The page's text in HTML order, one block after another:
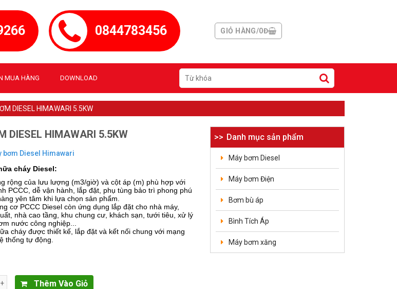
0844783456 GIỎ HÀNG/0Đ
MUA HÀNG DOWNLOAD
DIESEL HIMAWARI 5.5KW
DIESEL HIMAWARI 5.5KW
bơm Diesel Himawari
cháy Diesel:
rộng của lưu lượng (m3/giờ) và cột áp (m) phù hợp với
PCCC, dễ vận hành, lắp đặt, phụ tùng bảo trì phong phú
yên tâm khi lựa chọn sản phẩm.
cơ PCCC Diesel còn ứng dụng lắp đặt cho nhà máy,
nhà cao tầng, khu chung cư, khách sạn, tưới tiêu, xử lý
nước công nghiệp...
cháy được thiết kế, lắp đặt và kết nối chung với mạng
thống tự động.
+ Thêm Vào Giỏ
Danh mục sản phẩm
Máy bơm Diesel
Máy bơm Điện
Bơm bù áp
Bình Tích Áp
Máy bơm xăng